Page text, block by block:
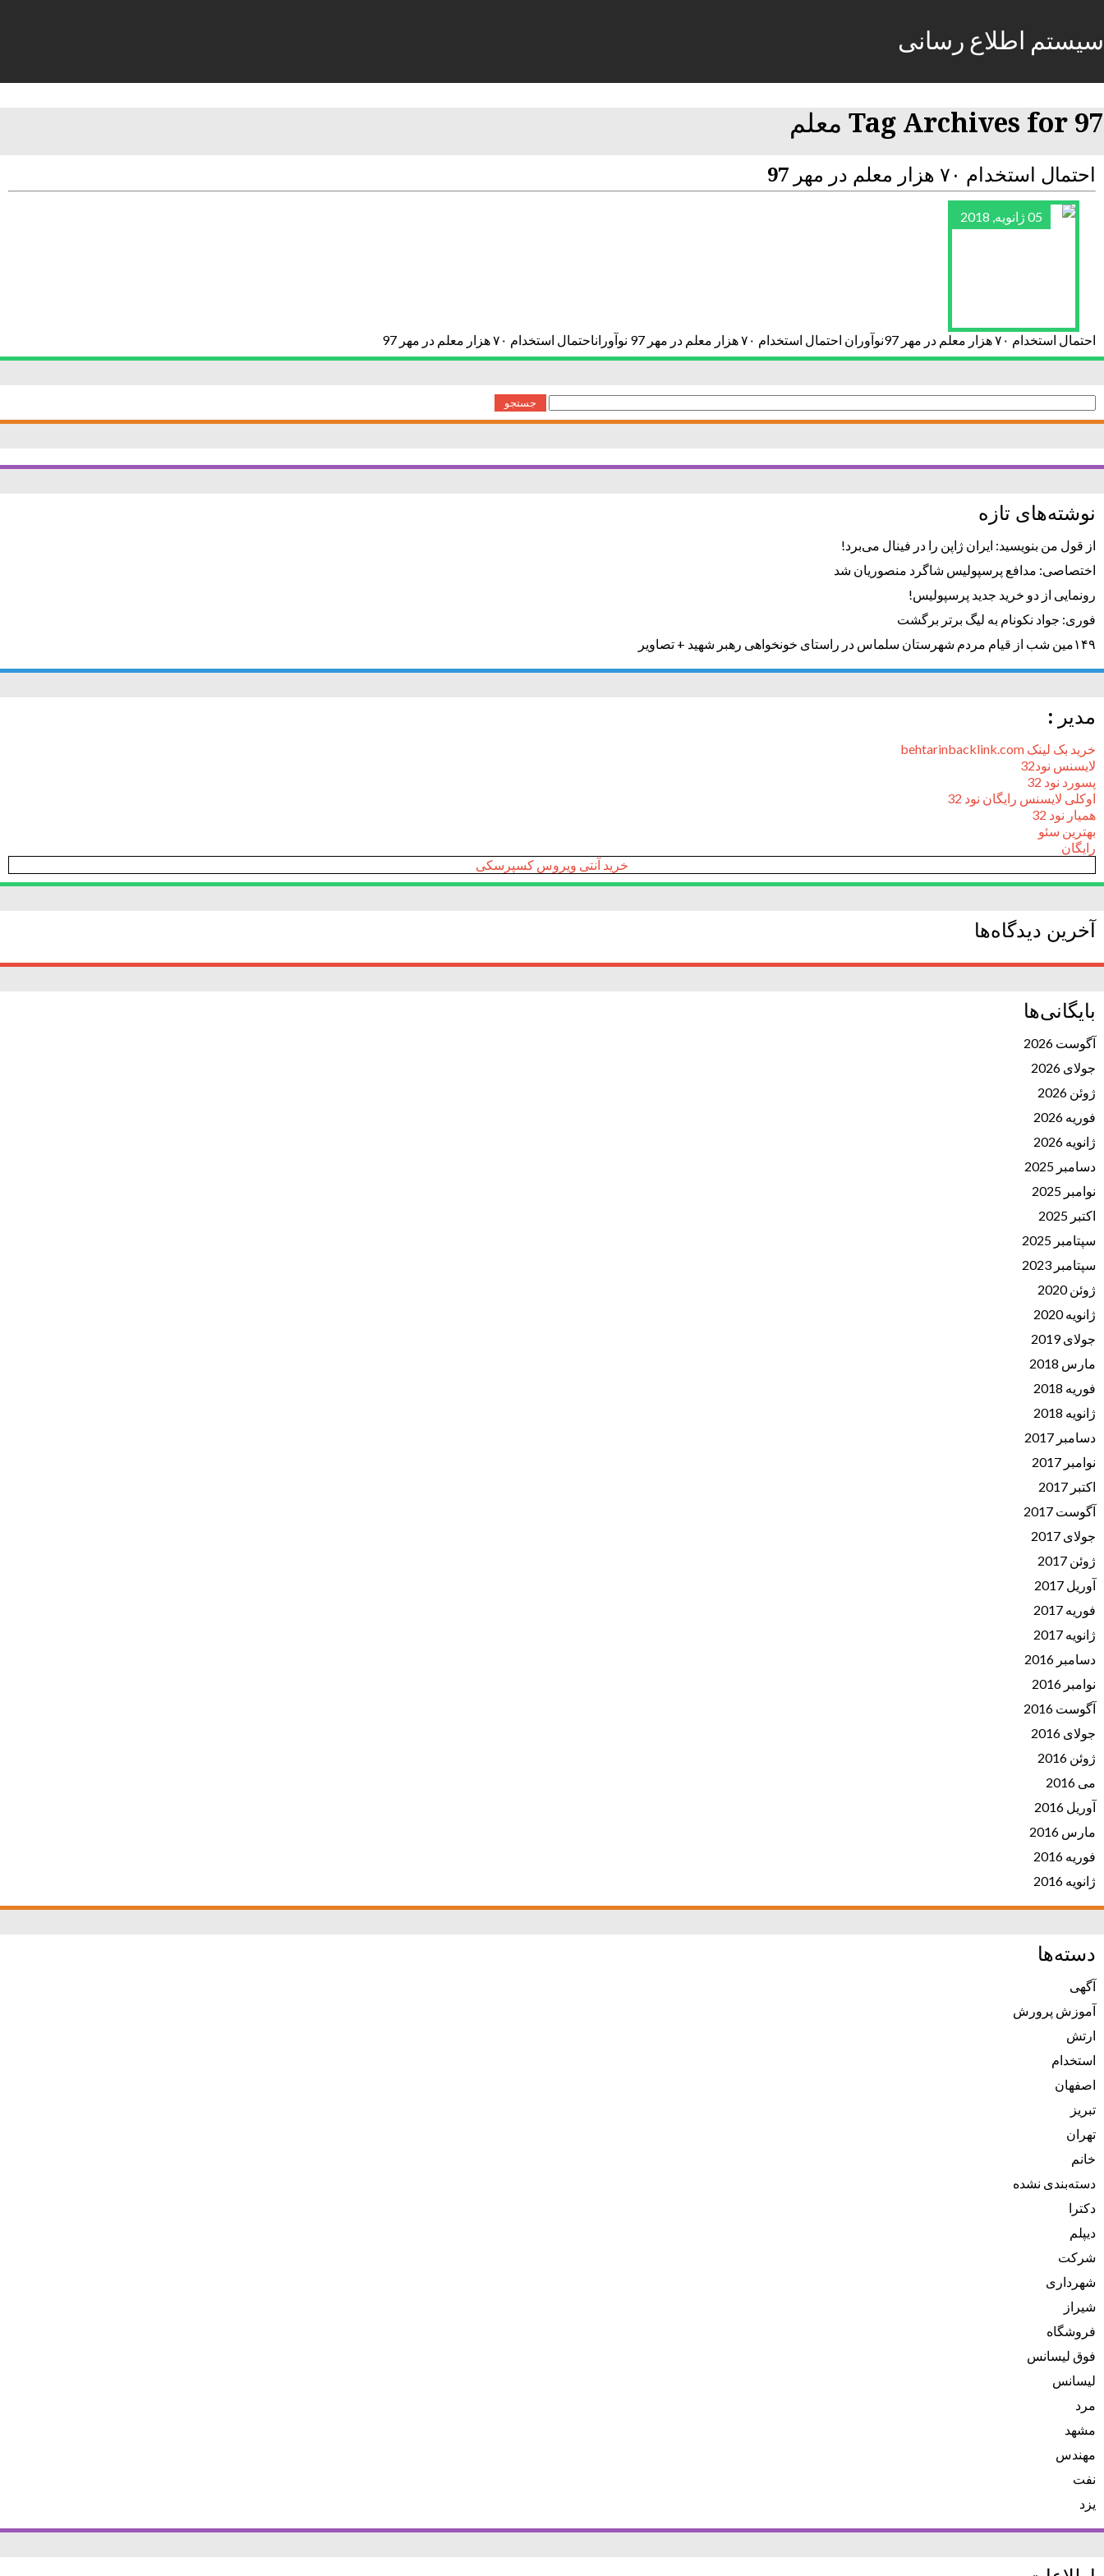
سیستم اطلاع رسانی
Tag Archives for 97 معلم
احتمال استخدام ۷۰ هزار معلم در مهر 97
05 ژانویه, 2018
احتمال استخدام ۷۰ هزار معلم در مهر 97نوآوران احتمال استخدام ۷۰ هزار معلم در مهر 97 نوآوراناحتمال استخدام ۷۰ هزار معلم در مهر 97
جستجو
برای:
نوشته‌های تازه
از قول من بنویسید: ایران ژاپن را در فینال می‌برد!
اختصاصی: مدافع پرسپولیس شاگرد منصوریان شد
رونمایی از دو خرید جدید پرسپولیس!
فوری: جواد نکونام به لیگ برتر برگشت
۱۴۹مین شب از قیام مردم شهرستان سلماس در راستای خونخواهی رهبر شهید + تصاویر
مدیر :
خرید بک لینک behtarinbacklink.com
لایسنس نود32
پسورد نود 32
اوکلی لایسنس رایگان نود 32
همیار نود 32
بهترین سئو
رایگان
خرید آنتی ویروس کسپرسکی
آخرین دیدگاه‌ها
بایگانی‌ها
آگوست 2026
جولای 2026
ژوئن 2026
فوریه 2026
ژانویه 2026
دسامبر 2025
نوامبر 2025
اکتبر 2025
سپتامبر 2025
سپتامبر 2023
ژوئن 2020
ژانویه 2020
جولای 2019
مارس 2018
فوریه 2018
ژانویه 2018
دسامبر 2017
نوامبر 2017
اکتبر 2017
آگوست 2017
جولای 2017
ژوئن 2017
آوریل 2017
فوریه 2017
ژانویه 2017
دسامبر 2016
نوامبر 2016
آگوست 2016
جولای 2016
ژوئن 2016
می 2016
آوریل 2016
مارس 2016
فوریه 2016
ژانویه 2016
دسته‌ها
آگهی
آموزش پرورش
ارتش
استخدام
اصفهان
تبریز
تهران
خانم
دسته‌بندی نشده
دکترا
دیپلم
شرکت
شهرداری
شیراز
فروشگاه
فوق لیسانس
لیسانس
مرد
مشهد
مهندس
نفت
یزد